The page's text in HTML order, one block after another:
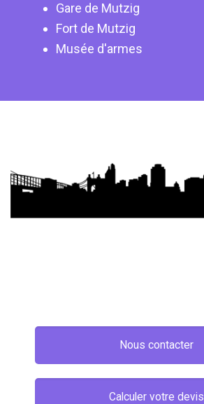
Gare de Mutzig
Fort de Mutzig
Musée d'armes
Nous contacter
Calculer votre devis